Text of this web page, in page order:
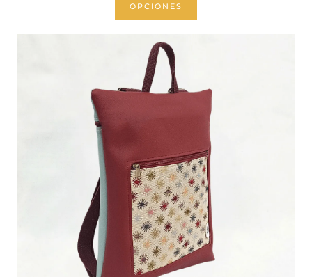
OPCIONES